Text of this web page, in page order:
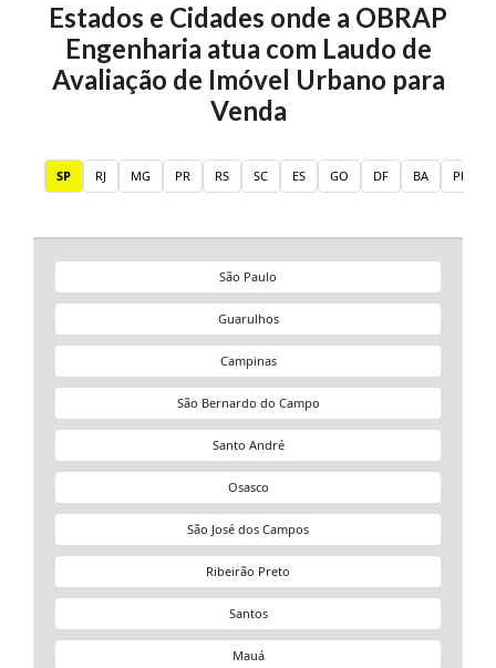
Estados e Cidades onde a OBRAP
Engenharia atua com Laudo de
Avaliação de Imóvel Urbano para
Venda
SP RJ MG PR RS SC ES GO DF BA PE
São Paulo
Guarulhos
Campinas
São Bernardo do Campo
Santo André
Osasco
São José dos Campos
Ribeirão Preto
Santos
Mauá